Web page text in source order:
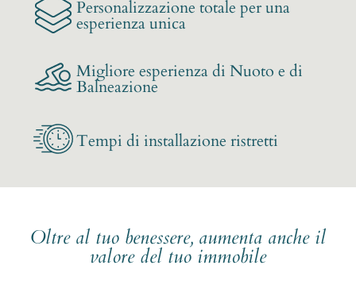
Personalizzazione totale per una
esperienza unica
Migliore esperienza di Nuoto e di
Balneazione
Tempi di installazione ristretti
Oltre al tuo benessere, aumenta anche il
valore del tuo immobile